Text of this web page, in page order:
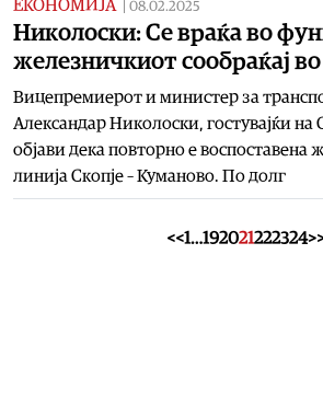
ЕКОНОМИЈА 08.02.2025
Николоски: Се враќа во
железничкиот сообраќај
Вицепремиерот и министер за
Александар Николоски, гостувајќи на
објави дека повторно е воспоставена
линија Скопје – Куманово. По долг
<<1…192021222324